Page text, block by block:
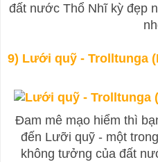
đất nước Thổ Nhĩ kỳ đẹp
9) Lưới quỹ - Trolltunga
Đam mê mạo hiểm thì
đến Lưỡi quỹ - một
không tưởng của đất